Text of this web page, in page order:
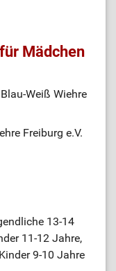
Mädchen
Weiß Wiehre
Freiburg e.V.
13-14
11-12 Jahre,
9-10 Jahre